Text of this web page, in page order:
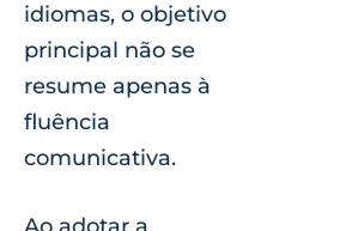
idiomas, o objetivo
principal não se
resume apenas à
fluência
comunicativa.